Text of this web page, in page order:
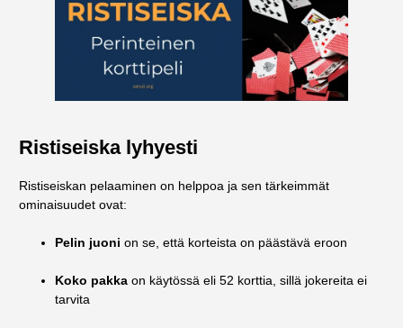
Ristiseiska lyhyesti
Ristiseiskan pelaaminen on helppoa ja sen tärkeimmät
ominaisuudet ovat:
Pelin juoni on se, että korteista on päästävä eroon
Koko pakka on käytössä eli 52 korttia, sillä jokereita ei
tarvita